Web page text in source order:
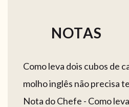
NOTAS
Como leva dois cubos de
molho inglês não precisa
Nota do Chefe - Como